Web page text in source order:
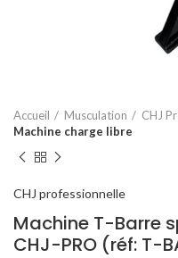
Accueil Musculation
CHJ
Machine charge libre
CHJ professionnelle
Machine T-Barre
CHJ-PRO (réf: T-